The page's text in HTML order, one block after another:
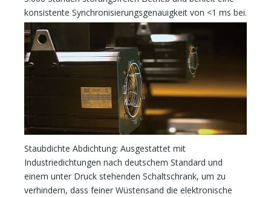
konsistente Synchronisierungsgenauigkeit von <1 ms bei.
Staubdichte Abdichtung: Ausgestattet mit
Industriedichtungen nach deutschem Standard und
einem unter Druck stehenden Schaltschrank, um zu
verhindern, dass feiner Wüstensand die elektronische